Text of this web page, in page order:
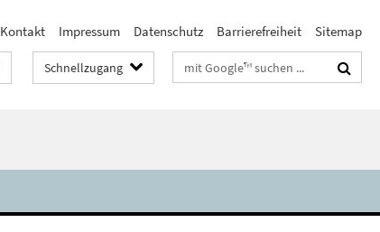
Kontakt Impressum Datenschutz Barrierefreiheit Sitemap
Schnellzugang Suchbegriffe